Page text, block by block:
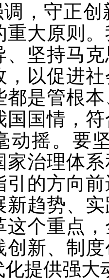
，守正
重大原则
、坚持马
，以促进
都是管根
国国情，
动摇。要
家治理体
引的方向
新趋势、
这个重点
创新、制
提供强大